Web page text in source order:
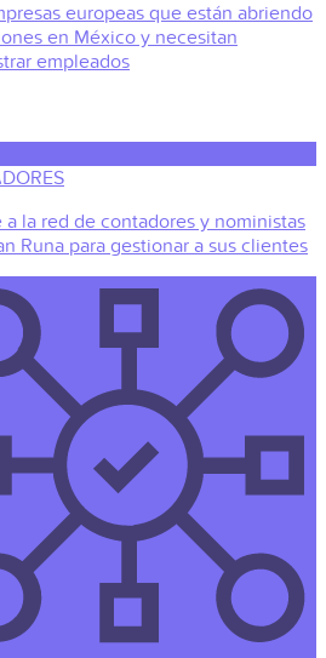
europeas que están abriendo
en México y necesitan
empleados
a la red de contadores y noministas
Runa para gestionar a sus clientes